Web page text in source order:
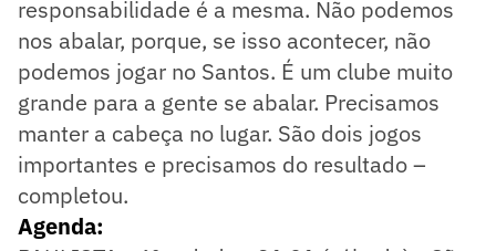
responsabilidade é a mesma. Não podemos
nos abalar, porque, se isso acontecer, não
podemos jogar no Santos. É um clube muito
grande para a gente se abalar. Precisamos
manter a cabeça no lugar. São dois jogos
importantes e precisamos do resultado –
completou.
Agenda: